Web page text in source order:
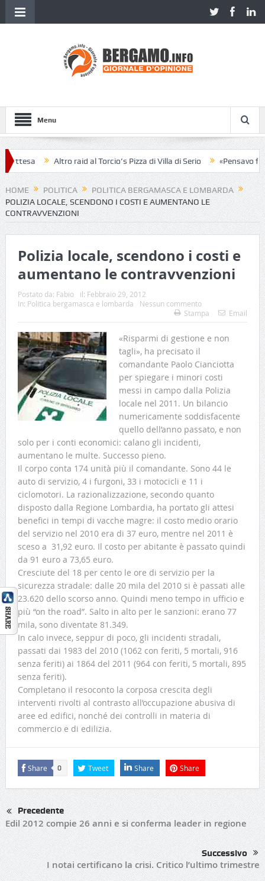
Menu
Altro raid al Torcio’s Pizza di Villa di Serio «Pensavo
HOME POLITICA
POLITICA BERGAMASCA E LOMBARDA
POLIZIA LOCALE, SCENDONO I COSTI E AUMENTANO LE
CONTRAVVENZIONI
Polizia locale, scendono i costi e
aumentano le contravvenzioni
Postato da: Fabio il: Febbraio 29, 2012
In: Politica bergamasca e lombarda
Nessun commento
Stampa
Email
«Risparmi di gestione e non
tagli», ha precisato il
comandante Paolo Cianciotta
per spiegare i minori costi
messi in campo dalla Polizia
locale nel 2011. Un bilancio
numericamente soddisfacente
quello dell’anno passato, e non
solo per i conti economici: calano gli incidenti,
aumentano le multe. Successo pieno.
Il corpo conta 174 unità più il comandante. Sono 44 le
auto di servizio, 4 i furgoni, 33 i motocicli e 11 i
ciclomotori. La razionalizzazione, secondo quanto
disposto dalla Regione Lombardia, ha portato gli attesi
benefici in tempi di vacche magre: il costo medio orario
del servizio nel 2010 era di 37 euro, mentre nel 2011 è
sceso a 31,92 euro. Il costo per abitante è passato quindi
da 91 euro a 73,65 euro.
Cresciute del 18 per cento le ore di servizio per la
sicurezza stradale: dalle 20 mila del 2010 si è passati alle
23.620 dello scorso anno. Quindi meno tempo in ufficio e
più “on the road”. Salto in alto per le sanzioni: erano 77
mila, sono diventate 81.349.
In calo invece, seppur di poco, gli incidenti stradali,
passati dai 1983 del 2010 (1062 con feriti, 5 mortali, 916
senza feriti) ai 1864 del 2011 (964 con feriti, 5 mortali, 895
senza feriti).
Completano il resoconto la corposa crescita degli
interventi rivolti al contrasto all’occupazione abusiva di
aree ed edifici, nonché dei controlli in materia di
commercio e di edilizia.
Share 0 Tweet Share Share
Precedente
Edil 2012 compie 26 anni e si conferma leader in regione
Successivo
I notai certificano la crisi. Critico l’ultimo trimestre